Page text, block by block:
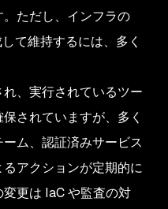
ただし、インフラの
て維持するには、多く
、実行されているツー
されていますが、多く
ム、認証済みサービス
アクションが定期的に
更は IaC や監査の対